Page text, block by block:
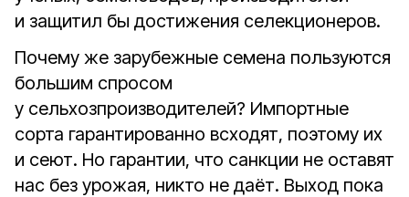
и защитил бы достижения селекционеров.
Почему же зарубежные семена пользуются
большим спросом
у сельхозпроизводителей? Импортные
сорта гарантированно всходят, поэтому их
и сеют. Но гарантии, что санкции не оставят
нас без урожая, никто не даёт. Выход пока